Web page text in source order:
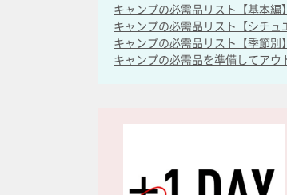
キャンプの必需品リスト【基本編】
キャンプの必需品リスト【シチュ
キャンプの必需品リスト【季節別】
キャンプの必需品を準備してアウ